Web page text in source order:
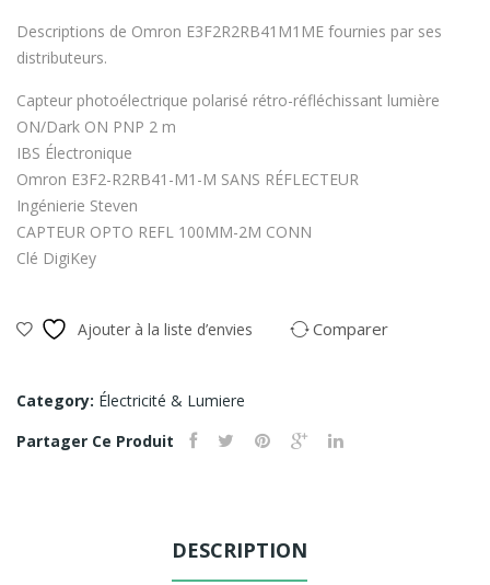
Descriptions de Omron E3F2R2RB41M1ME fournies par ses
distributeurs.
Capteur photoélectrique polarisé rétro-réfléchissant lumière
ON/Dark ON PNP 2 m
IBS Électronique
Omron E3F2-R2RB41-M1-M SANS RÉFLECTEUR
Ingénierie Steven
CAPTEUR OPTO REFL 100MM-2M CONN
Clé DigiKey
Ajouter à la liste d’envies Comparer
Category: Électricité & Lumiere
Partager Ce Produit
DESCRIPTION